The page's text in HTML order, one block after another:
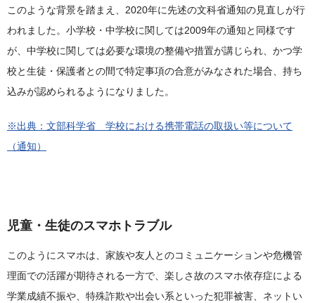
このような背景を踏まえ、2020年に先述の文科省通知の見直しが行
われました。小学校・中学校に関しては2009年の通知と同様です
が、中学校に関しては必要な環境の整備や措置が講じられ、かつ学
校と生徒・保護者との間で特定事項の合意がみなされた場合、持ち
込みが認められるようになりました。
※出典：文部科学省 学校における携帯電話の取扱い等について
（通知）
児童・生徒のスマホトラブル
このようにスマホは、家族や友人とのコミュニケーションや危機管
理面での活躍が期待される一方で、楽しさ故のスマホ依存症による
学業成績不振や、特殊詐欺や出会い系といった犯罪被害、ネットい